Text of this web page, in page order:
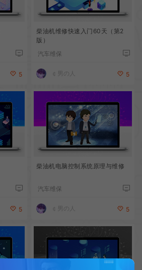
5
柴油机维修快速入门60天（第2
版）
汽车维保
￠男の人 5
5
柴油机电脑控制系统原理与维修
汽车维保
￠男の人 5